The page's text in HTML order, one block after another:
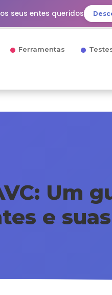
seus entes queridos
Ferramentas
Um
e